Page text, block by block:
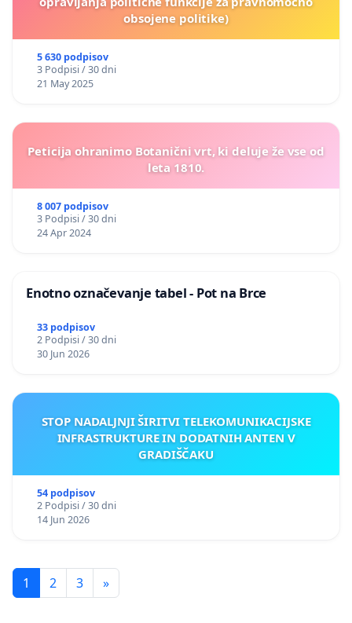
obsojene politike)
5 630 podpisov
3 Podpisi / 30 dni
21 May 2025
Peticija ohranimo Botanični vrt, ki deluje že vse od
leta 1810.
8 007 podpisov
3 Podpisi / 30 dni
24 Apr 2024
Enotno označevanje tabel - Pot na Brce
33 podpisov
2 Podpisi / 30 dni
30 Jun 2026
STOP NADALJNJI ŠIRITVI TELEKOMUNIKACIJSKE
INFRASTRUKTURE IN DODATNIH ANTEN V
GRADIŠČAKU
54 podpisov
2 Podpisi / 30 dni
14 Jun 2026
1 2 3 »